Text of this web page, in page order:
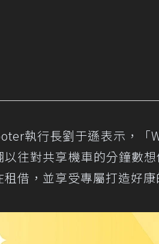
執行長劉于遜表示，「
以往對共享機車的分鐘數
借，並享受專屬打造好康